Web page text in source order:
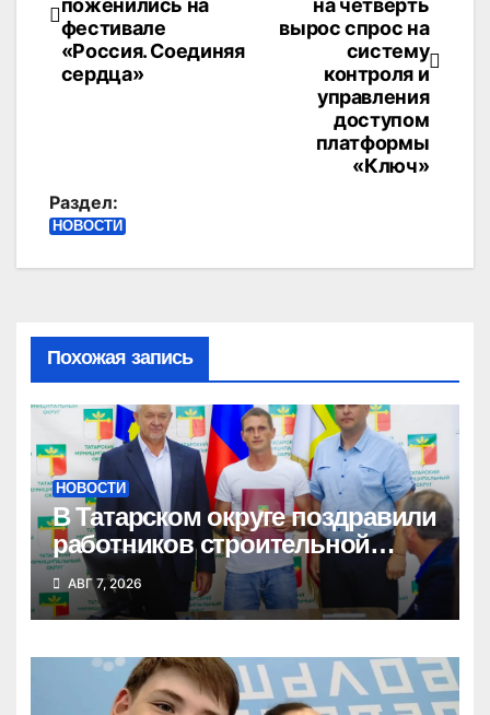
по
записям
на четверть
вырос спрос на
систему
контроля и
управления
доступом
платформы
«Ключ»
поженились на
фестивале
«Россия. Соединяя
сердца»
Раздел:
НОВОСТИ
Похожая запись
НОВОСТИ
В Татарском округе поздравили
работников строительной
отрасли
АВГ 7, 2026